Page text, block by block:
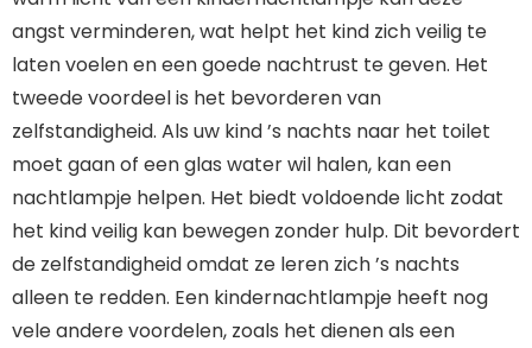
angst verminderen, wat helpt het kind zich veilig te
laten voelen en een goede nachtrust te geven. Het
tweede voordeel is het bevorderen van
zelfstandigheid. Als uw kind ’s nachts naar het toilet
moet gaan of een glas water wil halen, kan een
nachtlampje helpen. Het biedt voldoende licht zodat
het kind veilig kan bewegen zonder hulp. Dit bevordert
de zelfstandigheid omdat ze leren zich ’s nachts
alleen te redden. Een kindernachtlampje heeft nog
vele andere voordelen, zoals het dienen als een